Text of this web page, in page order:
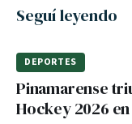
Seguí leyendo
DEPORTES
Pinamarense
Hockey 2026